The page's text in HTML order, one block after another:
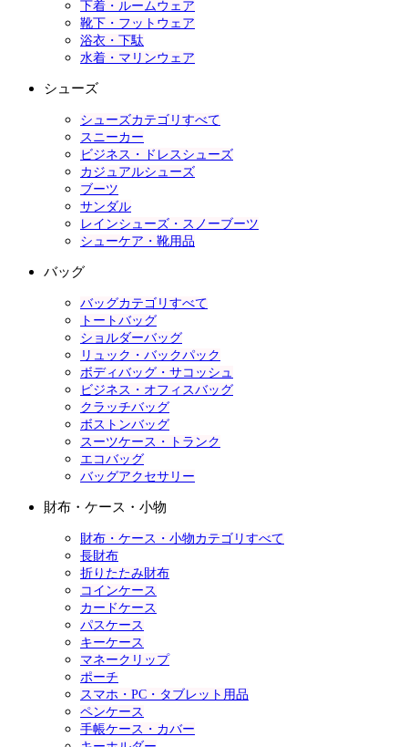
下着・ルームウェア
靴下・フットウェア
浴衣・下駄
水着・マリンウェア
シューズ
シューズカテゴリすべて
スニーカー
ビジネス・ドレスシューズ
カジュアルシューズ
ブーツ
サンダル
レインシューズ・スノーブーツ
シューケア・靴用品
バッグ
バッグカテゴリすべて
トートバッグ
ショルダーバッグ
リュック・バックパック
ボディバッグ・サコッシュ
ビジネス・オフィスバッグ
クラッチバッグ
ボストンバッグ
スーツケース・トランク
エコバッグ
バッグアクセサリー
財布・ケース・小物
財布・ケース・小物カテゴリすべて
長財布
折りたたみ財布
コインケース
カードケース
パスケース
キーケース
マネークリップ
ポーチ
スマホ・PC・タブレット用品
ペンケース
手帳ケース・カバー